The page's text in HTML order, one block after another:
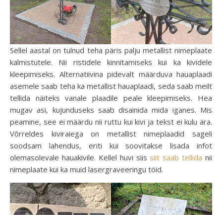
Sellel aastal on tulnud teha päris palju metallist nimeplaate
kalmistutele. Nii ristidele kinnitamiseks kui ka kividele
kleepimiseks. Alternatiivina pidevalt määrduva hauaplaadi
asemele saab teha ka metallist hauaplaadi, seda saab meilt
tellida näiteks vanale plaadile peale kleepimiseks. Hea
mugav asi, kujunduseks saab disainida mida iganes. Mis
peamine, see ei määrdu nii ruttu kui kivi ja tekst ei kulu ära.
Võrreldes kiviraiega on metallist nimeplaadid sageli
soodsam lahendus, eriti kui soovitakse lisada infot
olemasolevale hauakivile. Kellel huvi siis siit saab tellida nii
nimeplaate kui ka muid lasergraveeringu töid.